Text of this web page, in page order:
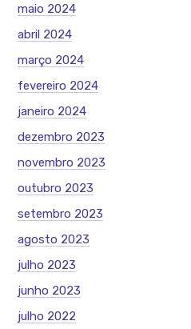
maio 2024
abril 2024
março 2024
fevereiro 2024
janeiro 2024
dezembro 2023
novembro 2023
outubro 2023
setembro 2023
agosto 2023
julho 2023
junho 2023
julho 2022